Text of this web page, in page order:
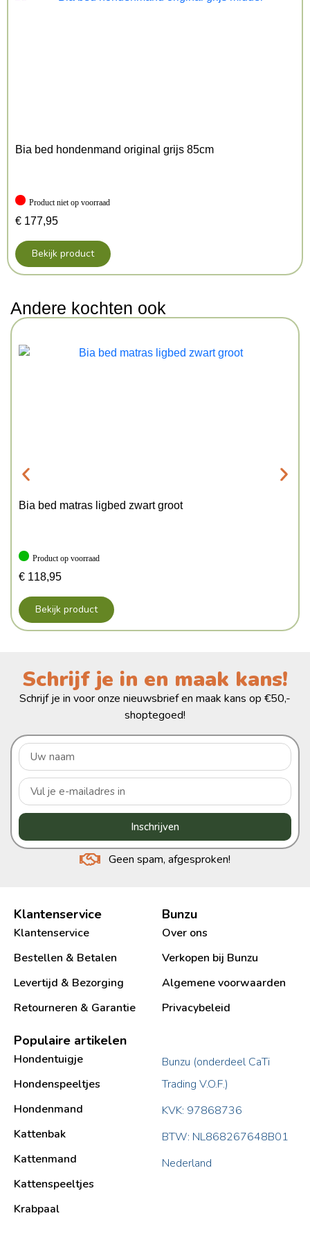
Bia bed hondenmand original grijs 85cm
Product niet op voorraad
€ 177,95
Bekijk product
Andere kochten ook
Bia bed matras ligbed zwart groot
Product op voorraad
€ 118,95
Bekijk product
Schrijf je in en maak kans!
Schrijf je in voor onze nieuwsbrief en maak kans op €50,-
shoptegoed!
Inschrijven
Geen spam, afgesproken!
Klantenservice
Klantenservice
Bestellen & Betalen
Levertijd & Bezorging
Retourneren & Garantie
Bunzu
Over ons
Verkopen bij Bunzu
Algemene voorwaarden
Privacybeleid
Populaire artikelen
Hondentuigje
Hondenspeeltjes
Hondenmand
Kattenbak
Kattenmand
Kattenspeeltjes
Krabpaal​
Bunzu (onderdeel CaTi
Trading V.O.F.)
KVK: 97868736
BTW: NL868267648B01
Nederland